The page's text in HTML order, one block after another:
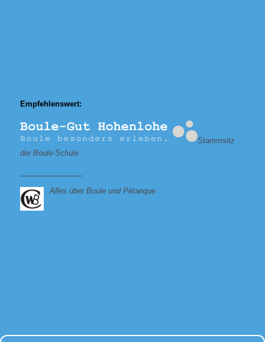
Empfehlenswert:
Stammsitz
der Boule-Schule
Alles über Boule und Pétanque